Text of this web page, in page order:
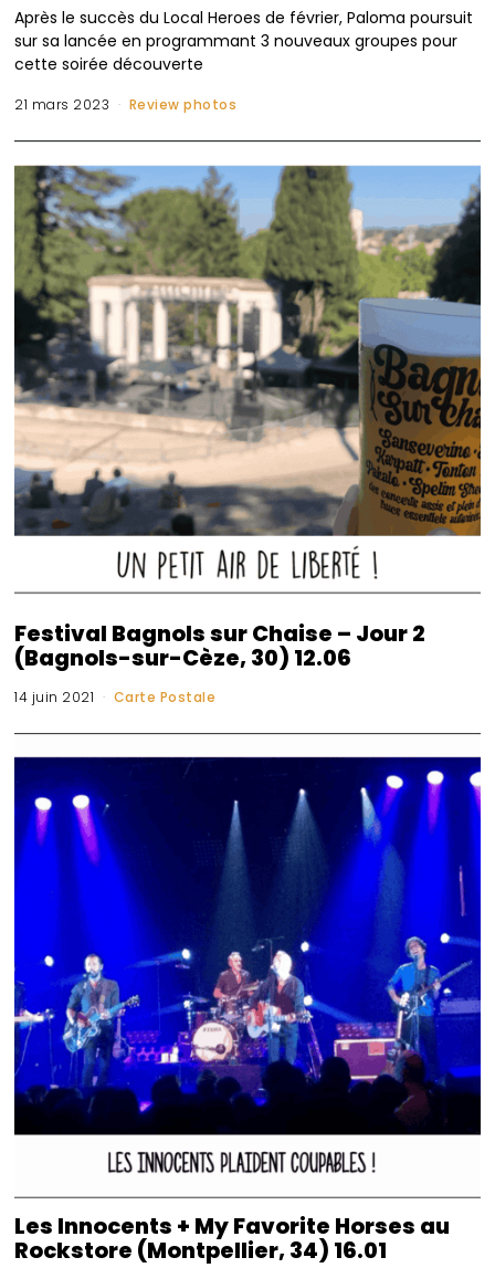
Après le succès du Local Heroes de février, Paloma poursuit
sur sa lancée en programmant 3 nouveaux groupes pour
cette soirée découverte
21 mars 2023 Review photos
Festival Bagnols sur Chaise – Jour 2
(Bagnols-sur-Cèze, 30) 12.06
14 juin 2021 Carte Postale
Les Innocents + My Favorite Horses au
Rockstore (Montpellier, 34) 16.01